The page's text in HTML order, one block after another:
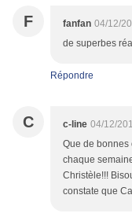
F fanfan 04/12/
de superbes
Répondre
C c-line 04/12/
Que de bonnes
chaque
Christèle!!!
constate que